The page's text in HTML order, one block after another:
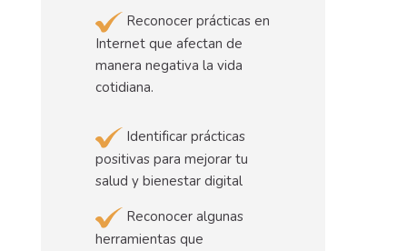
Reconocer prácticas en
Internet que afectan de
manera negativa la vida
cotidiana.
Identificar prácticas
positivas para mejorar tu
salud y bienestar digital
Reconocer algunas
herramientas que